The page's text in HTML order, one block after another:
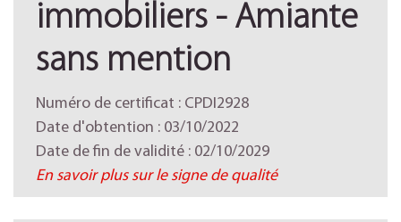
immobiliers - Amiante
sans mention
Numéro de certificat : CPDI2928
Date d'obtention : 03/10/2022
Date de fin de validité : 02/10/2029
En savoir plus sur le signe de qualité